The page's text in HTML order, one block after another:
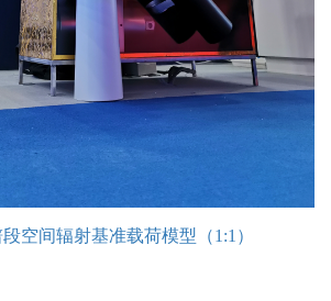
空间辐射基准载荷模型（1:1）